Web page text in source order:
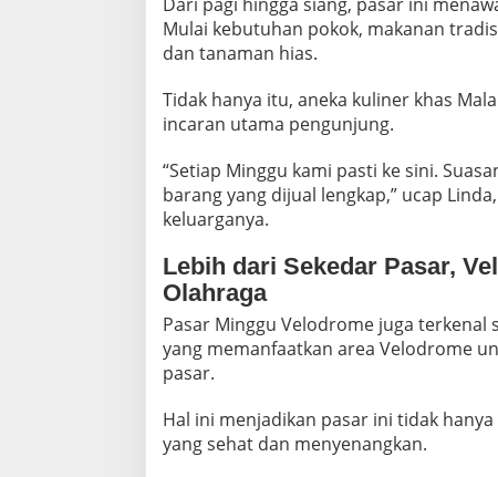
G
A
L
N
Mulai kebutuhan pokok, makanan
dan tanaman hias.
Tidak hanya itu, aneka kuliner khas
incaran utama pengunjung.
“Setiap Minggu kami pasti ke sini.
barang yang dijual lengkap,” ucap
keluarganya.
Lebih dari Sekedar Pasar,
Olahraga
Pasar Minggu Velodrome juga terkenal
yang memanfaatkan area Velodrome
pasar.
Hal ini menjadikan pasar ini tidak
yang sehat dan menyenangkan.